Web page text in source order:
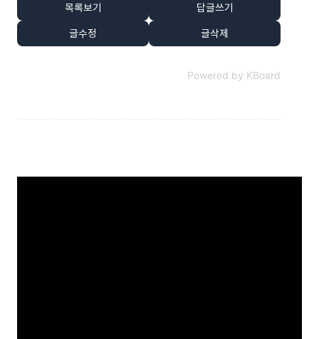
목록보기 답글쓰기
글수정 글삭제
Powered by KBoard